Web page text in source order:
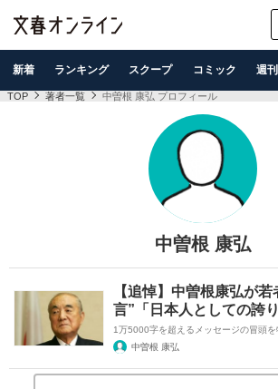
新着 ランキング スクープ コミック 週
TOP 著者一覧 中曽根 康弘 プロフィール
中曽根 康弘
【追悼】中曽根康弘が
言”「日本人としての誇
1万5000字を超えるメッセージの冒頭を
中曽根 康弘